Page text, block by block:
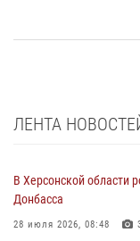
ЛЕНТА
В Херсонской области
Донбасса
28 июля 2026, 08:48